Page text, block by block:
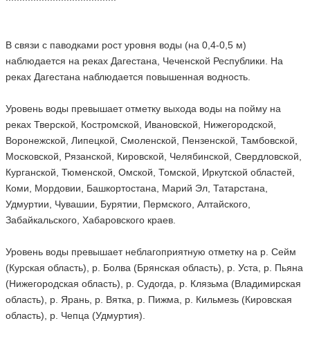
В связи с паводками рост уровня воды (на 0,4-0,5 м)
наблюдается на реках Дагестана, Чеченской Республики. На
реках Дагестана наблюдается повышенная водность.
Уровень воды превышает отметку выхода воды на пойму на
реках Тверской, Костромской, Ивановской, Нижегородской,
Воронежской, Липецкой, Смоленской, Пензенской, Тамбовской,
Московской, Рязанской, Кировской, Челябинской, Свердловской,
Курганской, Тюменской, Омской, Томской, Иркутской областей,
Коми, Мордовии, Башкортостана, Марий Эл, Татарстана,
Удмуртии, Чувашии, Бурятии, Пермского, Алтайского,
Забайкальского, Хабаровского краев.
Уровень воды превышает неблагоприятную отметку на р. Сейм
(Курская область), р. Болва (Брянская область), р. Уста, р. Пьяна
(Нижегородская область), р. Судогда, р. Клязьма (Владимирская
область), р. Ярань, р. Вятка, р. Пижма, р. Кильмезь (Кировская
область), р. Чепца (Удмуртия).